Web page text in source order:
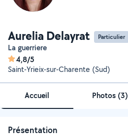
Aurelia Delayrat Particulier
La guerriere
4,8/5
Saint-Yrieix-sur-Charente (Sud)
Accueil Photos (3)
Présentation